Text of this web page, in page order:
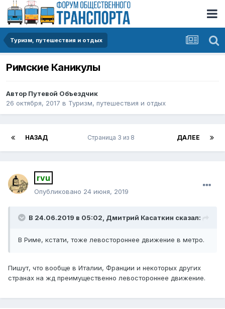
Туризм, путешествия и отдых
Римские Каникулы
Автор Путевой Объездчик
26 октября, 2017 в Туризм, путешествия и отдых
НАЗАД ДАЛЕЕ
Страница 3 из 8
rvu
Опубликовано 24 июня, 2019
В 24.06.2019 в 05:02, Дмитрий Касаткин сказал:
В Риме, кстати, тоже левостороннее движение в метро.
Пишут, что вообще в Италии, Франции и некоторых других
странах на жд преимущественно левостороннее движение.